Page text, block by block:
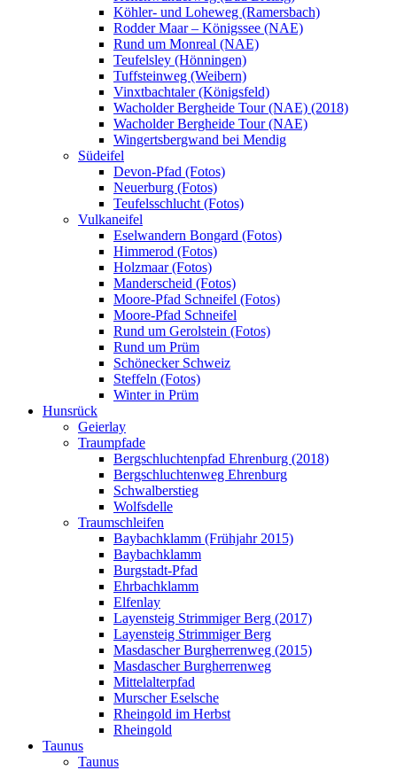
Köhler- und Loheweg (Ramersbach)
Rodder Maar – Königssee (NAE)
Rund um Monreal (NAE)
Teufelsley (Hönningen)
Tuffsteinweg (Weibern)
Vinxtbachtaler (Königsfeld)
Wacholder Bergheide Tour (NAE) (2018)
Wacholder Bergheide Tour (NAE)
Wingertsbergwand bei Mendig
Südeifel
Devon-Pfad (Fotos)
Neuerburg (Fotos)
Teufelsschlucht (Fotos)
Vulkaneifel
Eselwandern Bongard (Fotos)
Himmerod (Fotos)
Holzmaar (Fotos)
Manderscheid (Fotos)
Moore-Pfad Schneifel (Fotos)
Moore-Pfad Schneifel
Rund um Gerolstein (Fotos)
Rund um Prüm
Schönecker Schweiz
Steffeln (Fotos)
Winter in Prüm
Hunsrück
Geierlay
Traumpfade
Bergschluchtenpfad Ehrenburg (2018)
Bergschluchtenweg Ehrenburg
Schwalberstieg
Wolfsdelle
Traumschleifen
Baybachklamm (Frühjahr 2015)
Baybachklamm
Burgstadt-Pfad
Ehrbachklamm
Elfenlay
Layensteig Strimmiger Berg (2017)
Layensteig Strimmiger Berg
Masdascher Burgherrenweg (2015)
Masdascher Burgherrenweg
Mittelalterpfad
Murscher Eselsche
Rheingold im Herbst
Rheingold
Taunus
Taunus